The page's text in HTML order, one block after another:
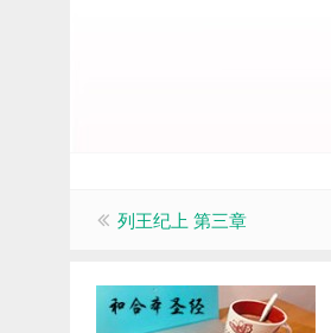
列王纪上 第三章